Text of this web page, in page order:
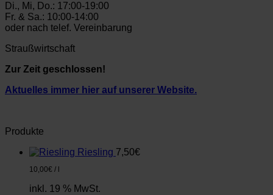
Di., Mi, Do.: 17:00-19:00
Fr. & Sa.: 10:00-14:00
oder nach telef. Vereinbarung
Straußwirtschaft
Zur Zeit geschlossen!
Aktuelles immer hier auf unserer Website.
Produkte
Riesling 7,50€
10,00€ /
inkl. 19 % MwSt.